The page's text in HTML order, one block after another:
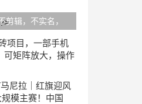
剪辑，不实名，
领取视频直接发
项目，一部手机
可矩阵放大，操作
尼拉｜红旗迎风
模主赛！中国